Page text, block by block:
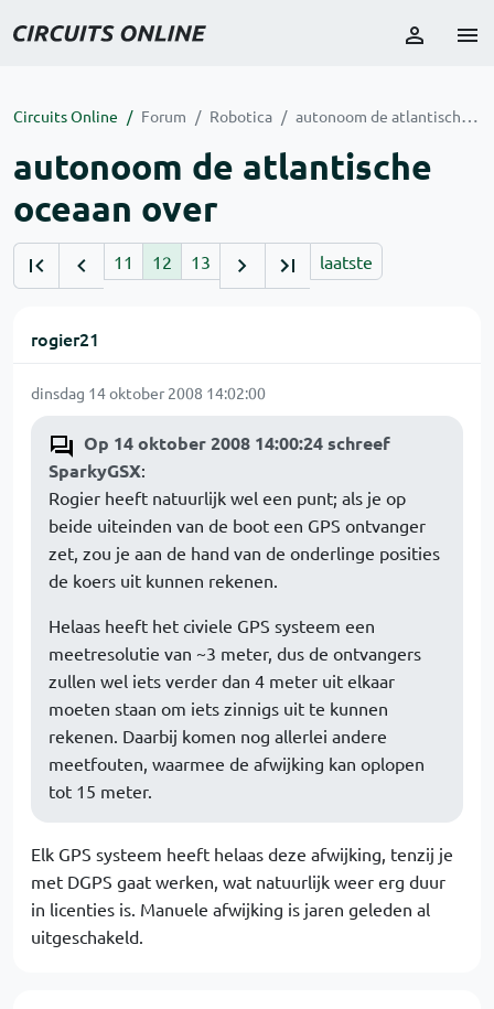
Circuits Online Forum Robotica autonoom de atlantische oceaan over
autonoom de atlantische
oceaan over
11 12 13 laatste
rogier21
dinsdag 14 oktober 2008 14:02:00
Op 14 oktober 2008 14:00:24 schreef
SparkyGSX:
Rogier heeft natuurlijk wel een punt; als je op
beide uiteinden van de boot een GPS ontvanger
zet, zou je aan de hand van de onderlinge posities
de koers uit kunnen rekenen.
Helaas heeft het civiele GPS systeem een
meetresolutie van ~3 meter, dus de ontvangers
zullen wel iets verder dan 4 meter uit elkaar
moeten staan om iets zinnigs uit te kunnen
rekenen. Daarbij komen nog allerlei andere
meetfouten, waarmee de afwijking kan oplopen
tot 15 meter.
Elk GPS systeem heeft helaas deze afwijking, tenzij je
met DGPS gaat werken, wat natuurlijk weer erg duur
in licenties is. Manuele afwijking is jaren geleden al
uitgeschakeld.